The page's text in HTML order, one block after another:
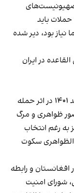
باید
نیاز بود، دیر شده
در ایران
ایمن الظواهری، رهبر القاعده در هشتم اسد ۱۴۰۱ در اثر حمله
ظواهری و مرگ
به رغم انتخاب
سکوت
و رابطه
شورای امنیت